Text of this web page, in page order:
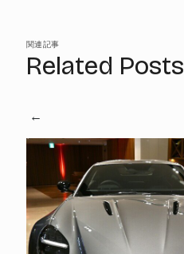
関連記事
Related Posts